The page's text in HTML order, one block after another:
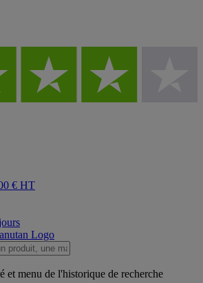
€ HT
et menu de l'historique de recherche